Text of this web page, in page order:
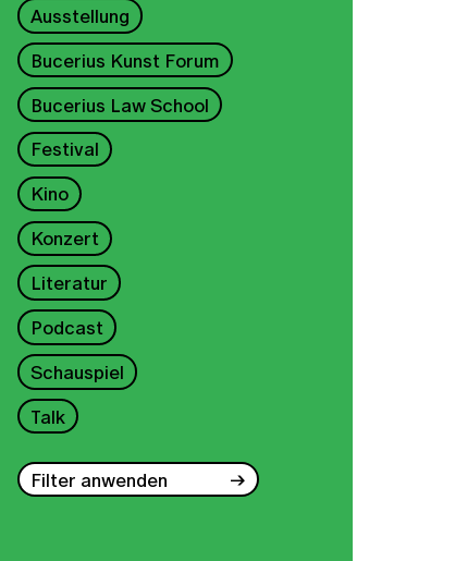
Ausstellung
Bucerius Kunst Forum
Bucerius Law School
Festival
Kino
Konzert
Literatur
Podcast
Schauspiel
Talk
Filter anwenden